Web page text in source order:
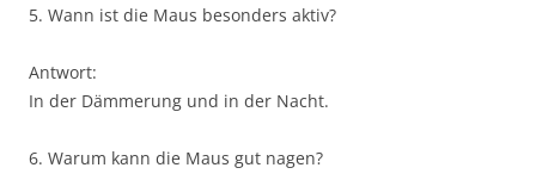
5. Wann ist die Maus besonders aktiv?
Antwort:
In der Dämmerung und in der Nacht.
6. Warum kann die Maus gut nagen?